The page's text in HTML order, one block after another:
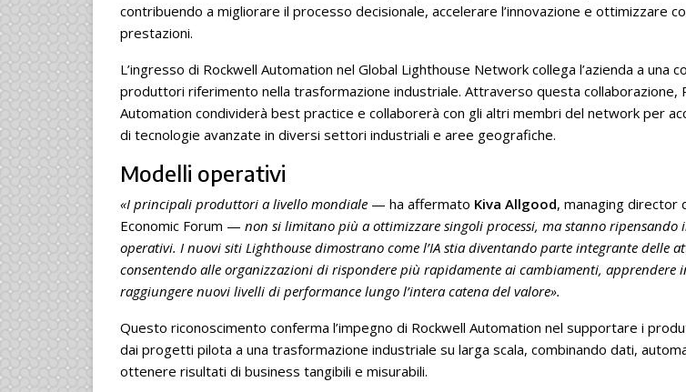
contribuendo a migliorare il processo decisionale, accelerare l’innovazione e ottimizzare
prestazioni.
L’ingresso di Rockwell Automation nel Global Lighthouse Network collega l’azienda a una
produttori riferimento nella trasformazione industriale. Attraverso questa collaborazione,
Automation condividerà best practice e collaborerà con gli altri membri del network per
di tecnologie avanzate in diversi settori industriali e aree geografiche.
Modelli operativi
«I principali produttori a livello mondiale — ha affermato Kiva Allgood, managing director
Economic Forum — non si limitano più a ottimizzare singoli processi, ma stanno ripensando
operativi. I nuovi siti Lighthouse dimostrano come l’IA stia diventando parte integrante delle
consentendo alle organizzazioni di rispondere più rapidamente ai cambiamenti, apprendere
raggiungere nuovi livelli di performance lungo l’intera catena del valore».
Questo riconoscimento conferma l’impegno di Rockwell Automation nel supportare i
dai progetti pilota a una trasformazione industriale su larga scala, combinando dati,
ottenere risultati di business tangibili e misurabili.